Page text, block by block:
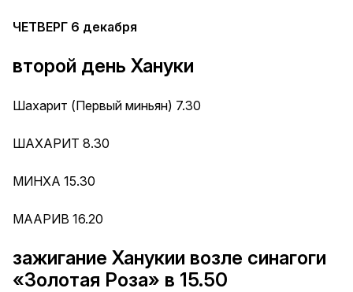
ЧЕТВЕРГ 6 декабря
второй день Хануки
Шахарит (Первый миньян) 7.30
ШАХАРИТ 8.30
МИНХА 15.30
МААРИВ 16.20
зажигание Ханукии возле синагоги
«Золотая Роза» в 15.50